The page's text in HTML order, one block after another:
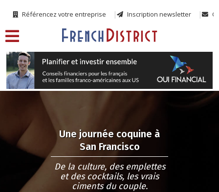
Référencez votre entreprise Inscription newsletter
Une journée coquine à
San Francisco
De la culture, des emplettes
et des cocktails, les vrais
ciments du couple.